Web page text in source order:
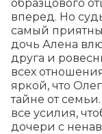
образцового
вперед. Но
самый
дочь Алена
друга и
всех
яркой, что
тайне от
все усилия,
дочери с